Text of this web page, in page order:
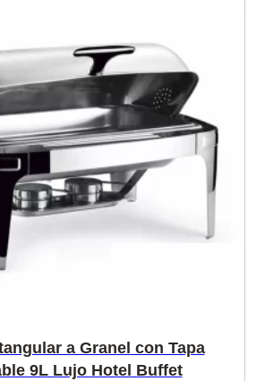
a Granel con Tapa
9L Lujo Hotel Buffet